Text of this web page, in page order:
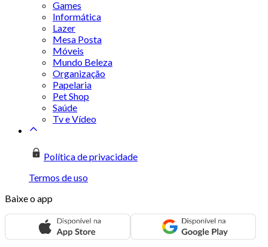
Games
Informática
Lazer
Mesa Posta
Móveis
Mundo Beleza
Organização
Papelaria
Pet Shop
Saúde
Tv e Vídeo
Política de privacidade
Termos de uso
Baixe o app